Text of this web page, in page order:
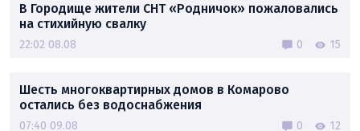
В Городище жители СНТ «Родничок» пожаловались
на стихийную свалку
22:02 08.08 0 15
Шесть многоквартирных домов в Комарово
остались без водоснабжения
07:40 09.08 0 12